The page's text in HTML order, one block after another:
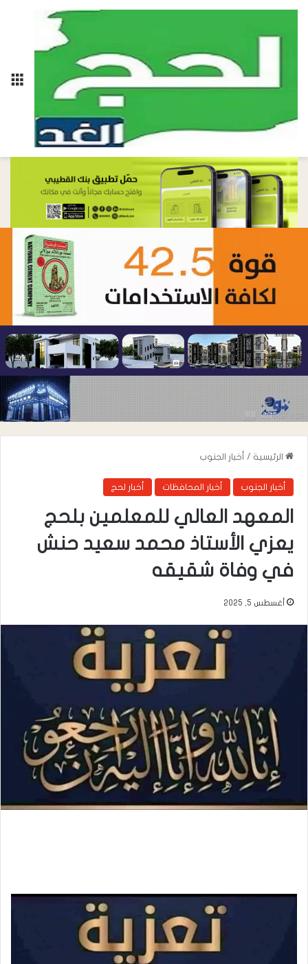
الرئيسية / أخبار الجنوب
أخبار الجنوب أخبار المحافظات أخبار لحج
المعهد العالي للمعلمين بلحج
يعزي الأستاذ محمد سعيد حنش
في وفاة شقيقه
أغسطس 5, 2025